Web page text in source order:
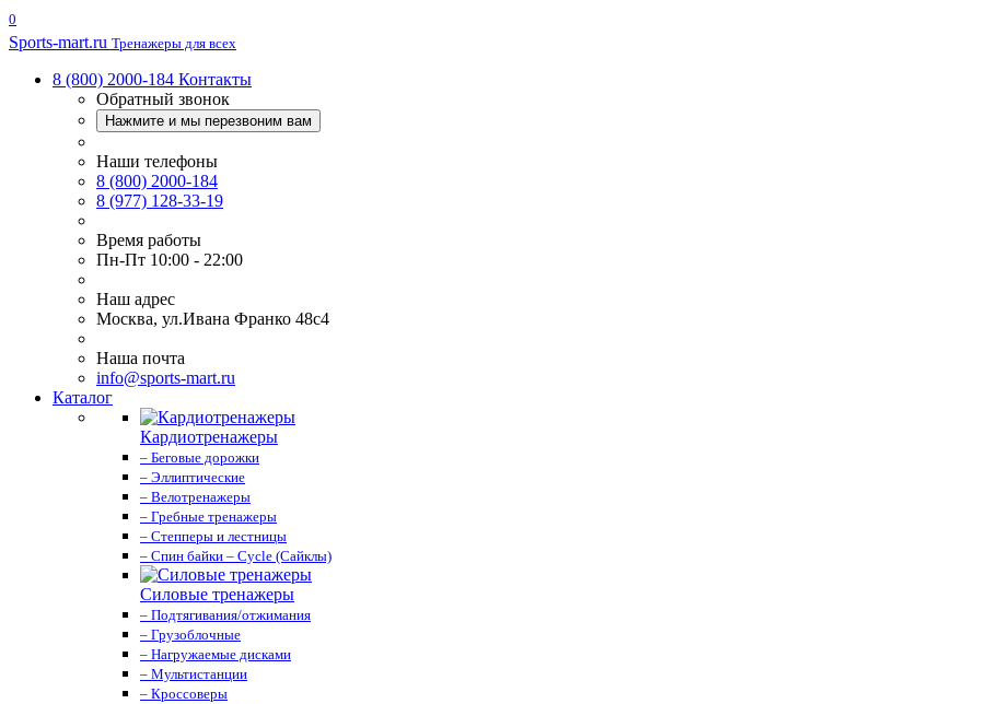
0
Sports-mart.ru Тренажеры для всех
8 (800) 2000-184 Контакты
Обратный звонок
Нажмите и мы перезвоним вам
Наши телефоны
8 (800) 2000-184
8 (977) 128-33-19
Время работы
Пн-Пт 10:00 - 22:00
Наш адрес
Москва, ул.Ивана Франко 48с4
Наша почта
info@sports-mart.ru
Каталог
Кардиотренажеры
– Беговые дорожки
– Эллиптические
– Велотренажеры
– Гребные тренажеры
– Степперы и лестницы
– Спин байки – Cycle (Сайклы)
Силовые тренажеры
– Подтягивания/отжимания
– Грузоблочные
– Нагружаемые дисками
– Мультистанции
– Кроссоверы